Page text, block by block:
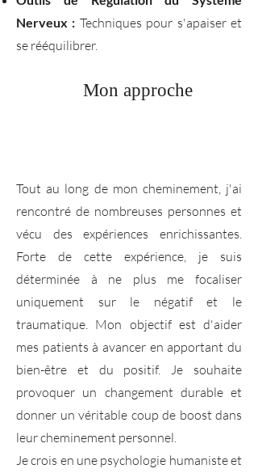
Nerveux : Techniques pour s'apaiser et
se rééquilibrer.
Mon approche
Tout au long de mon cheminement, j'ai
rencontré de nombreuses personnes et
vécu des expériences enrichissantes.
Forte de cette expérience, je suis
déterminée à ne plus me focaliser
uniquement sur le négatif et le
traumatique. Mon objectif est d'aider
mes patients à avancer en apportant du
bien-être et du positif. Je souhaite
provoquer un changement durable et
donner un véritable coup de boost dans
leur cheminement personnel.
Je crois en une psychologie humaniste et